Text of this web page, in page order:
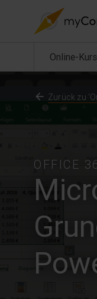
Online-
OFFICE
Zurück zu